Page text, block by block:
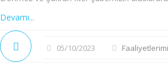
Devamı...
05/10/2023